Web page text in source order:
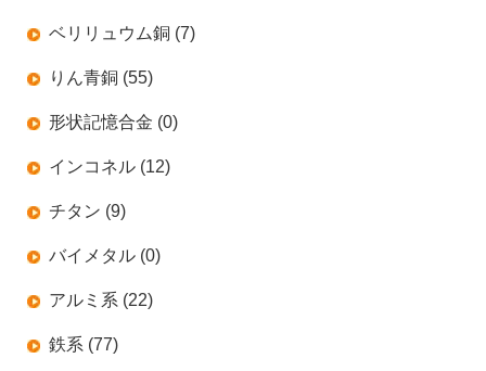
ベリリュウム銅 (7)
りん青銅 (55)
形状記憶合金 (0)
インコネル (12)
チタン (9)
バイメタル (0)
アルミ系 (22)
鉄系 (77)